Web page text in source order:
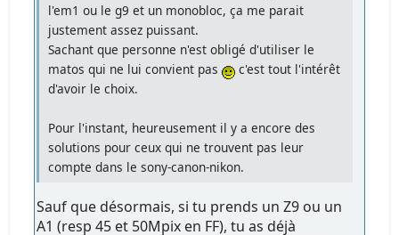
l'em1 ou le g9 et un monobloc, ça me parait
justement assez puissant.
Sachant que personne n'est obligé d'utiliser le
matos qui ne lui convient pas
c'est tout l'intérêt
d'avoir le choix.
Pour l'instant, heureusement il y a encore des
solutions pour ceux qui ne trouvent pas leur
compte dans le sony-canon-nikon.
Sauf que désormais, si tu prends un Z9 ou un
A1 (resp 45 et 50Mpix en FF), tu as déjà